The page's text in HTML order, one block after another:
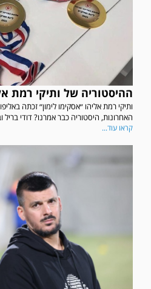
ההיסטוריה של ותיקי רמת
ותיקי רמת אליהו ״אסקימו לימון״ זכתה
האחרונות, היסטוריה כבר אמרנו? דודי
קראו עוד...